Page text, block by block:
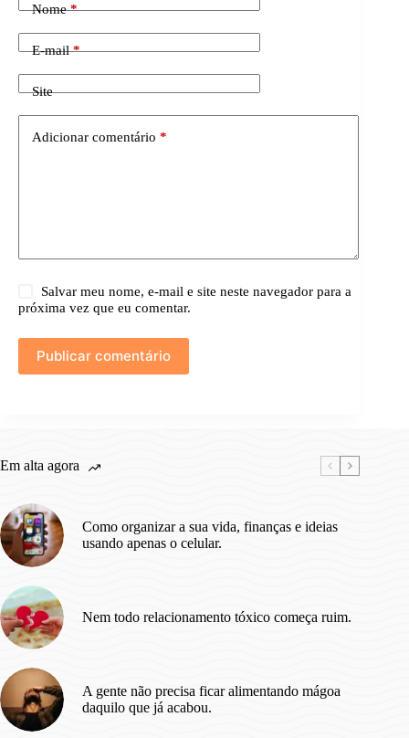
Nome*
E-mail*
Site
Adicionar comentário *
Salvar meu nome, e-mail e site neste navegador para a
próxima vez que eu comentar.
Publicar comentário
Em alta agora
Como organizar a sua vida, finanças e ideias
usando apenas o celular.
Nem todo relacionamento tóxico começa ruim.
A gente não precisa ficar alimentando mágoa
daquilo que já acabou.